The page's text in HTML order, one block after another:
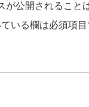
が公開されること
いる欄は必須項目